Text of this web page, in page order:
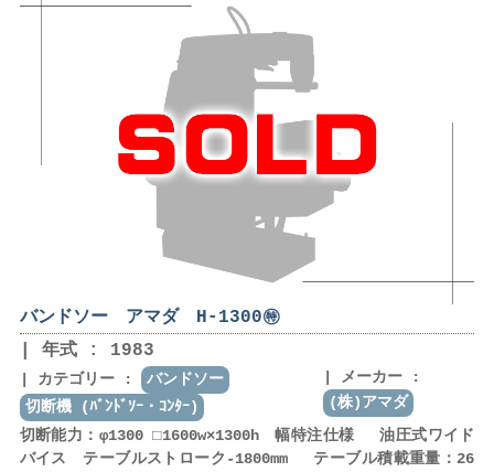
バンドソー アマダ H-1300㊕
年式 : 1983
カテゴリー :
バンドソー
切断機 (ﾊﾞﾝﾄﾞｿｰ・ｺﾝﾀｰ)
メーカー :
(株)アマダ
切断能力：φ1300 □1600w×1300h 幅特注仕様 油圧式ワイド
バイス テーブルストローク-1800mm テーブル積載重量：26